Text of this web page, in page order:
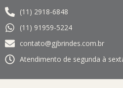
(11) 2918-6848
(11) 91959-5224
contato@gjbrindes.com.br
Atendimento de segunda à